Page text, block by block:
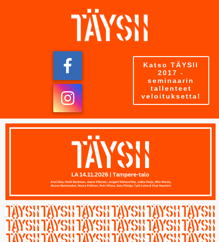
Katso TÄYSII
2017 -
seminaarin
tallenteet
veloituksetta!